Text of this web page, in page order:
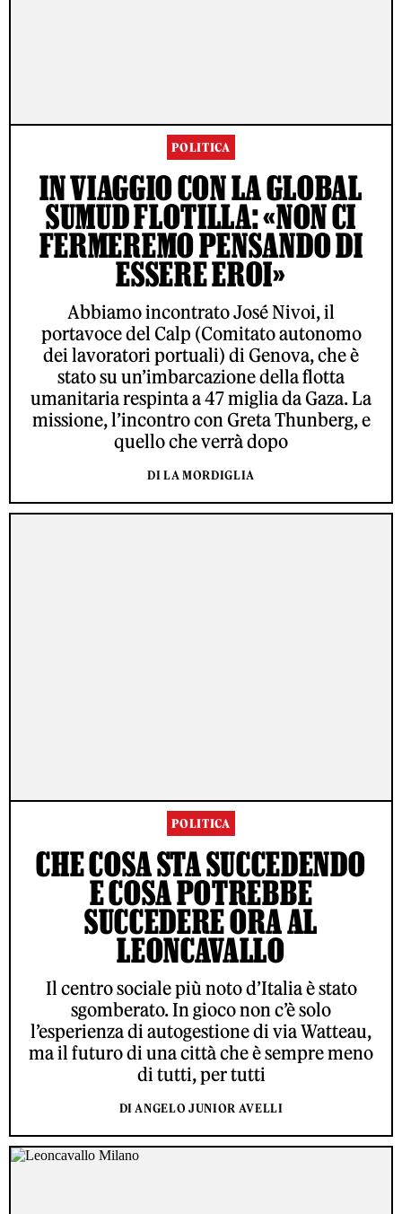
POLITICA
IN VIAGGIO CON LA GLOBAL
SUMUD FLOTILLA: «NON CI
FERMEREMO PENSANDO DI
ESSERE EROI»
Abbiamo incontrato José Nivoi, il
portavoce del Calp (Comitato autonomo
dei lavoratori portuali) di Genova, che è
stato su un’imbarcazione della flotta
umanitaria respinta a 47 miglia da Gaza. La
missione, l’incontro con Greta Thunberg, e
quello che verrà dopo
DI LA MORDIGLIA
POLITICA
CHE COSA STA SUCCEDENDO
E COSA POTREBBE
SUCCEDERE ORA AL
LEONCAVALLO
Il centro sociale più noto d’Italia è stato
sgomberato. In gioco non c’è solo
l’esperienza di autogestione di via Watteau,
ma il futuro di una città che è sempre meno
di tutti, per tutti
DI ANGELO JUNIOR AVELLI